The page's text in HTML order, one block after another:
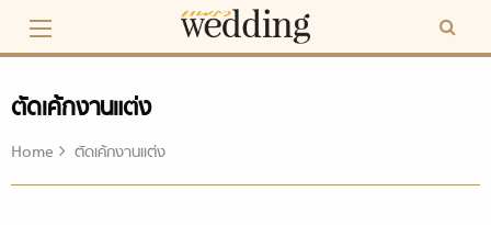
content
ตัดเค้กงานแต่ง
Home ตัดเค้กงานแต่ง